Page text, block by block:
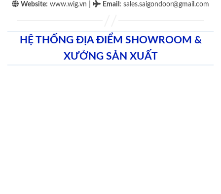
Website: www.wig.vn Email : sales.saigondoor@gmail.com
HỆ THỐNG ĐỊA ĐIỂM SHOWROOM &
XƯỞNG SẢN XUẤT